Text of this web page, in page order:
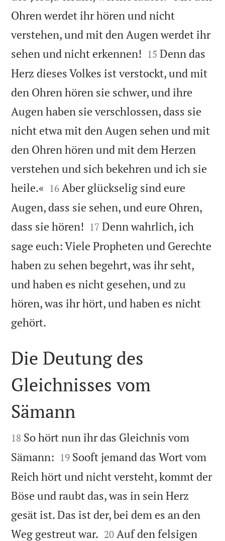
Ohren werdet ihr hören und nicht
verstehen, und mit den Augen werdet ihr
sehen und nicht erkennen! 

15 Denn das
Herz dieses Volkes ist verstockt, und mit
den Ohren hören sie schwer, und ihre
Augen haben sie verschlossen, dass sie
nicht etwa mit den Augen sehen und mit
den Ohren hören und mit dem Herzen
verstehen und sich bekehren und ich sie
heile.« 

16 Aber glückselig sind eure
Augen, dass sie sehen, und eure Ohren,
dass sie hören! 

17 Denn wahrlich, ich
sage euch: Viele Propheten und Gerechte
haben zu sehen begehrt, was ihr seht,
und haben es nicht gesehen, und zu
hören, was ihr hört, und haben es nicht
gehört.

Die Deutung des
Gleichnisses vom
Sämann

18 So hört nun ihr das Gleichnis vom
Sämann: 

19 Sooft jemand das Wort vom
Reich hört und nicht versteht, kommt der
Böse und raubt das, was in sein Herz
gesät ist. Das ist der, bei dem es an den
Weg gestreut war. 

20 Auf den felsigen